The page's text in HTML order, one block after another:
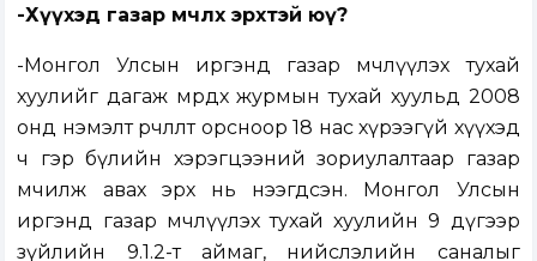
-Хүүхэд газар өмчлөх эрхтэй юү?
-Монгол Улсын иргэнд газар өмчлүүлэх тухай
хуулийг дагаж мөрдөх журмын тухай хуульд 2008
онд нэмэлт өөрчлөлт орсноор 18 нас хүрээгүй хүүхэд
ч гэр бүлийн хэрэгцээний зориулалтаар газар
өмчилж авах эрх нь нээгдсэн. Монгол Улсын
иргэнд газар өмчлүүлэх тухай хуулийн 9 дүгээр
зүйлийн 9.1.2-т аймаг, нийслэлийн саналыг